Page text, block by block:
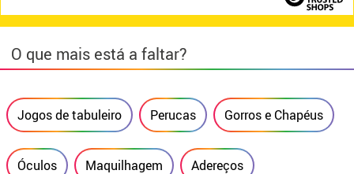
O que mais está a faltar?
Jogos de tabuleiro Perucas Gorros e Chapéus
Óculos Maquilhagem Adereços